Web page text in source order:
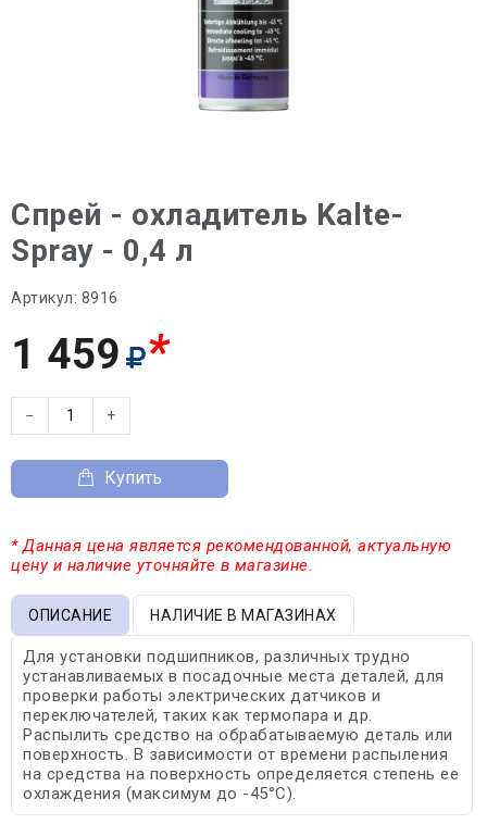
Спрей - охладитель Kalte-
Spray - 0,4 л
Артикул: 8916
1 459 *
− +
Купить
* Данная цена является рекомендованной, актуальную
цену и наличие уточняйте в магазине.
ОПИСАНИЕ НАЛИЧИЕ В МАГАЗИНАХ
Для установки подшипников, различных трудно
устанавливаемых в посадочные места деталей, для
проверки работы электрических датчиков и
переключателей, таких как термопара и др.
Распылить средство на обрабатываемую деталь или
поверхность. В зависимости от времени распыления
на средства на поверхность определяется степень ее
охлаждения (максимум до -45°С).